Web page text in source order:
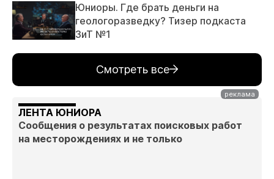
Юниоры. Где брать деньги на
геологоразведку? Тизер подкаста
ЗиТ №1
Смотреть все
ЛЕНТА ЮНИОРА
Сообщения о результатах поисковых работ
на месторождениях и не только